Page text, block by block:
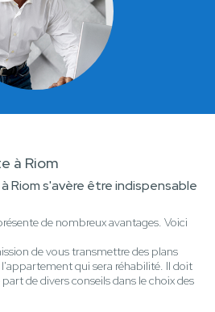
à Riom
Riom s'avère être indispensable
de nombreux avantages. Voici
de vous transmettre des plans
qui sera réhabilité. Il doit
de divers conseils dans le choix des